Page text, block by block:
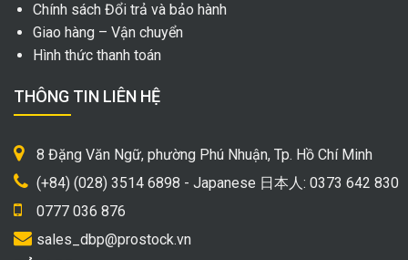
Chính sách Đổi trả và bảo hành
Giao hàng – Vận chuyển
Hình thức thanh toán
THÔNG TIN LIÊN HỆ
8 Đặng Văn Ngữ, phường Phú Nhuận, Tp. Hồ Chí Minh
(+84) (028) 3514 6898 - Japanese 日本人: 0373 642 830
0777 036 876
sales_dbp@prostock.vn